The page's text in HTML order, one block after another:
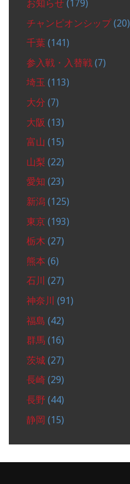
お知らせ (179)
チャンピオンシップ(20)
千葉 (141)
参入戦・入替戦 (7)
埼玉 (113)
大分 (7)
大阪 (13)
富山 (15)
山梨 (22)
愛知 (23)
新潟 (125)
東京 (193)
栃木 (27)
熊本 (6)
石川 (27)
神奈川 (91)
福島 (42)
群馬 (16)
茨城 (27)
長崎 (29)
長野 (44)
静岡 (15)